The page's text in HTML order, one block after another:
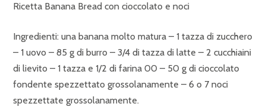
Ricetta Banana Bread con cioccolato e noci
Ingredienti: una banana molto matura – 1 tazza di zucchero
– 1 uovo – 85 g di burro – 3/4 di tazza di latte – 2 cucchiaini
di lievito – 1 tazza e 1/2 di farina 00 – 50 g di cioccolato
fondente spezzettato grossolanamente – 6 o 7 noci
spezzettate grossolanamente.